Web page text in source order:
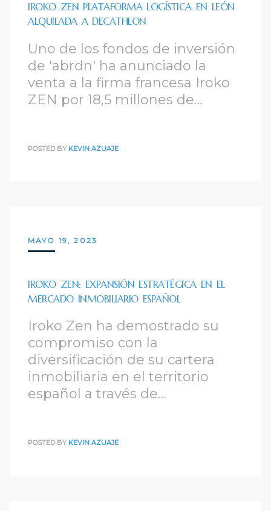
IROKO ZEN PLATAFORMA LOGÍSTICA EN LEÓN
ALQUILADA A DECATHLON
Uno de los fondos de inversión
de 'abrdn' ha anunciado la
venta a la firma francesa Iroko
ZEN por 18,5 millones de…
POSTED BY KEVIN AZUAJE
MAYO 19, 2023
IROKO ZEN: EXPANSIÓN ESTRATÉGICA EN EL
MERCADO INMOBILIARIO ESPAÑOL
Iroko Zen ha demostrado su
compromiso con la
diversificación de su cartera
inmobiliaria en el territorio
español a través de…
POSTED BY KEVIN AZUAJE